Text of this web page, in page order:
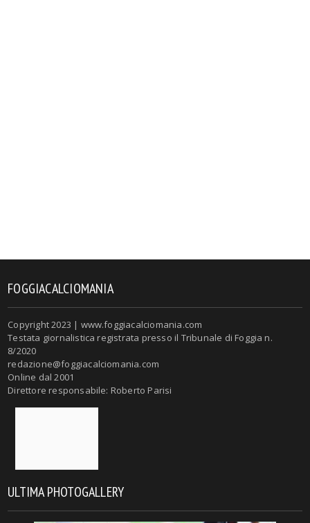
FOGGIACALCIOMANIA
Copyright 2023 | www.foggiacalciomania.com
Testata giornalistica registrata presso il Tribunale di Foggia n.
8/2020
redazione@foggiacalciomania.com
Online dal 2001
Direttore responsabile: Roberto Parisi
ULTIMA PHOTOGALLERY